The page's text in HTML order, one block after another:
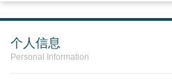
个人信息
Personal Information